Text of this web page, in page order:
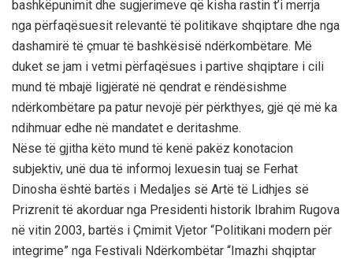
bashkëpunimit dhe sugjerimeve që kisha rastin t’i merrja
nga përfaqësuesit relevantë të politikave shqiptare dhe nga
dashamirë të çmuar të bashkësisë ndërkombëtare. Më
duket se jam i vetmi përfaqësues i partive shqiptare i cili
mund të mbajë ligjëratë në qendrat e rëndësishme
ndërkombëtare pa patur nevojë për përkthyes, gjë që më ka
ndihmuar edhe në mandatet e deritashme.
Nëse të gjitha këto mund të kenë pakëz konotacion
subjektiv, unë dua të informoj lexuesin tuaj se Ferhat
Dinosha është bartës i Medaljes së Artë të Lidhjes së
Prizrenit të akorduar nga Presidenti historik Ibrahim Rugova
në vitin 2003, bartës i Çmimit Vjetor “Politikani modern për
integrime” nga Festivali Ndërkombëtar “Imazhi shqiptar